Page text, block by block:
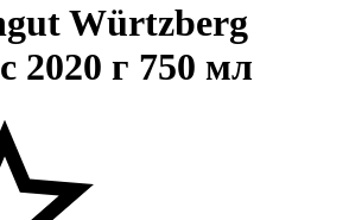
Würtzberg
2020 г 750 мл